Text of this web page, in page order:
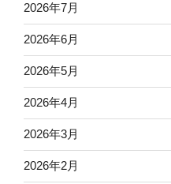
2026年7月
2026年6月
2026年5月
2026年4月
2026年3月
2026年2月